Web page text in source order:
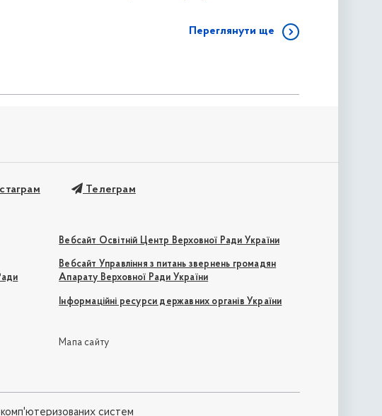
Переглянути ще
Телеграм
Вебсайт Освітній Центр Верховної Ради України
Вебсайт Управління з питань звернень громадян
Апарату Верховної Ради України
Інформаційні ресурси державних органів України
Мапа сайту
комп'ютеризованих систем